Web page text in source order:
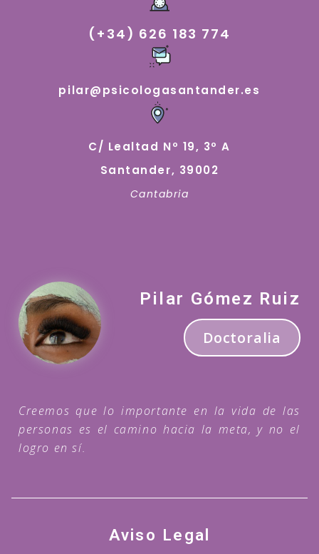
(+34) 626 183 774
pilar@psicologasantander.es
C/ Lealtad Nº 19, 3º A
Santander, 39002
Cantabria
Pilar Gómez Ruiz
Doctoralia
Creemos que lo importante en la vida de las
personas es el camino hacia la meta, y no el
logro en sí.
Aviso Legal